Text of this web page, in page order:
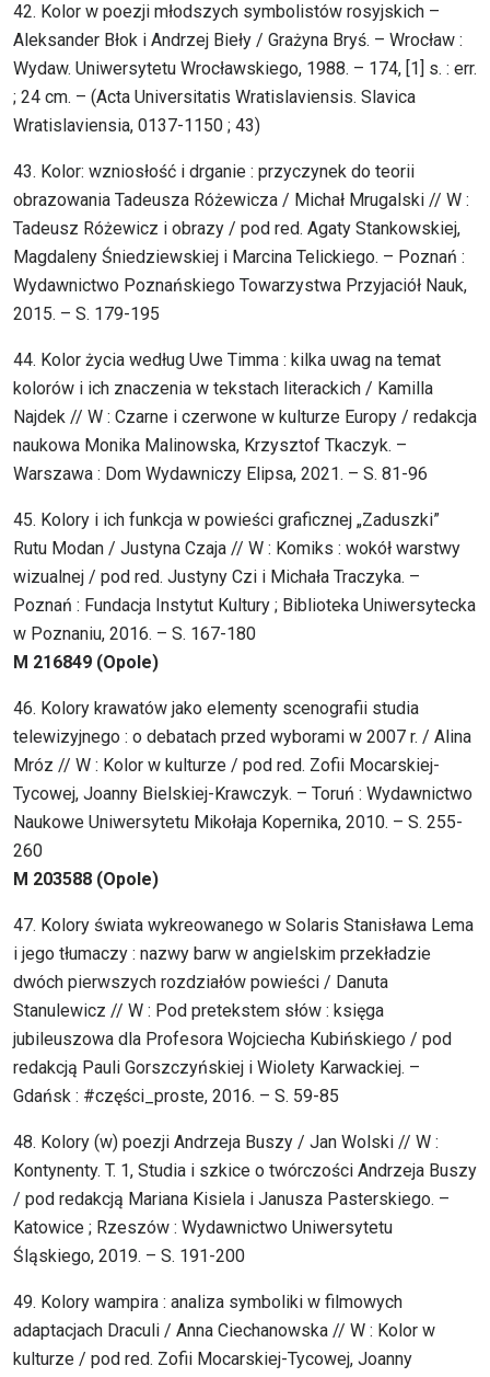
42. Kolor w poezji młodszych symbolistów rosyjskich –
Aleksander Błok i Andrzej Bieły / Grażyna Bryś. – Wrocław :
Wydaw. Uniwersytetu Wrocławskiego, 1988. – 174, [1] s. : err.
; 24 cm. – (Acta Universitatis Wratislaviensis. Slavica
Wratislaviensia, 0137-1150 ; 43)
43. Kolor: wzniosłość i drganie : przyczynek do teorii
obrazowania Tadeusza Różewicza / Michał Mrugalski // W :
Tadeusz Różewicz i obrazy / pod red. Agaty Stankowskiej,
Magdaleny Śniedziewskiej i Marcina Telickiego. – Poznań :
Wydawnictwo Poznańskiego Towarzystwa Przyjaciół Nauk,
2015. – S. 179-195
44. Kolor życia według Uwe Timma : kilka uwag na temat
kolorów i ich znaczenia w tekstach literackich / Kamilla
Najdek // W : Czarne i czerwone w kulturze Europy / redakcja
naukowa Monika Malinowska, Krzysztof Tkaczyk. –
Warszawa : Dom Wydawniczy Elipsa, 2021. – S. 81-96
45. Kolory i ich funkcja w powieści graficznej „Zaduszki”
Rutu Modan / Justyna Czaja // W : Komiks : wokół warstwy
wizualnej / pod red. Justyny Czi i Michała Traczyka. –
Poznań : Fundacja Instytut Kultury ; Biblioteka Uniwersytecka
w Poznaniu, 2016. – S. 167-180
M 216849 (Opole)
46. Kolory krawatów jako elementy scenografii studia
telewizyjnego : o debatach przed wyborami w 2007 r. / Alina
Mróz // W : Kolor w kulturze / pod red. Zofii Mocarskiej-
Tycowej, Joanny Bielskiej-Krawczyk. – Toruń : Wydawnictwo
Naukowe Uniwersytetu Mikołaja Kopernika, 2010. – S. 255-
260
M 203588 (Opole)
47. Kolory świata wykreowanego w Solaris Stanisława Lema
i jego tłumaczy : nazwy barw w angielskim przekładzie
dwóch pierwszych rozdziałów powieści / Danuta
Stanulewicz // W : Pod pretekstem słów : księga
jubileuszowa dla Profesora Wojciecha Kubińskiego / pod
redakcją Pauli Gorszczyńskiej i Wiolety Karwackiej. –
Gdańsk : #części_proste, 2016. – S. 59-85
48. Kolory (w) poezji Andrzeja Buszy / Jan Wolski // W :
Kontynenty. T. 1, Studia i szkice o twórczości Andrzeja Buszy
/ pod redakcją Mariana Kisiela i Janusza Pasterskiego. –
Katowice ; Rzeszów : Wydawnictwo Uniwersytetu
Śląskiego, 2019. – S. 191-200
49. Kolory wampira : analiza symboliki w filmowych
adaptacjach Draculi / Anna Ciechanowska // W : Kolor w
kulturze / pod red. Zofii Mocarskiej-Tycowej, Joanny